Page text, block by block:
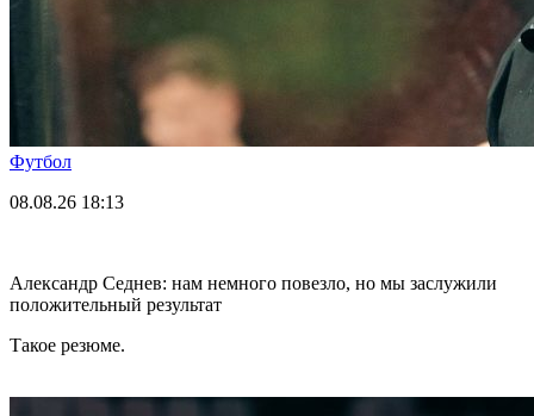
Футбол
08.08.26 18:13
Александр Седнев: нам немного повезло, но мы заслужили
положительный результат
Такое резюме.